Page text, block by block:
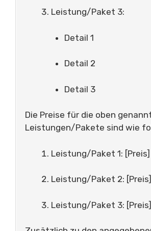
Leistung/Paket 3:
Detail 1
Detail 2
Detail 3
Die Preise für die oben
Leistungen/Pakete sind wie
Leistung/Paket 1: [Preis]
Leistung/Paket 2: [Preis]
Leistung/Paket 3: [Preis]